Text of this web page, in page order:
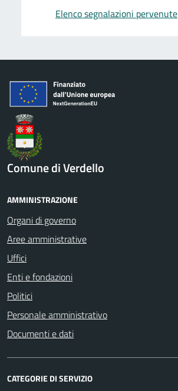
Elenco segnalazioni pervenute
Comune di Verdello
AMMINISTRAZIONE
Organi di governo
Aree amministrative
Uffici
Enti e fondazioni
Politici
Personale amministrativo
Documenti e dati
CATEGORIE DI SERVIZIO